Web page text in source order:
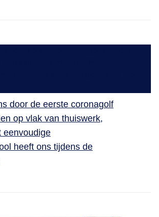
door de eerste coronagolf
op vlak van thuiswerk,
eenvoudige
heeft ons tijdens de